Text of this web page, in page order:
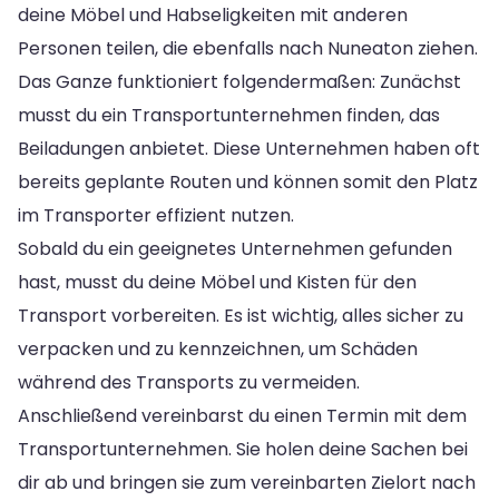
deine Möbel und Habseligkeiten mit anderen
Personen teilen, die ebenfalls nach Nuneaton ziehen.
Das Ganze funktioniert folgendermaßen: Zunächst
musst du ein Transportunternehmen finden, das
Beiladungen anbietet. Diese Unternehmen haben oft
bereits geplante Routen und können somit den Platz
im Transporter effizient nutzen.
Sobald du ein geeignetes Unternehmen gefunden
hast, musst du deine Möbel und Kisten für den
Transport vorbereiten. Es ist wichtig, alles sicher zu
verpacken und zu kennzeichnen, um Schäden
während des Transports zu vermeiden.
Anschließend vereinbarst du einen Termin mit dem
Transportunternehmen. Sie holen deine Sachen bei
dir ab und bringen sie zum vereinbarten Zielort nach